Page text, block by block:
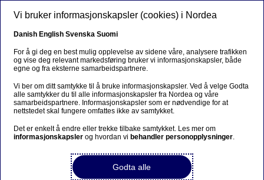
NO
Forretningsvekst
Nå bygges Nordens høyeste
skyskraper – og Nordea står
bak finansieringen
29-06-2022
Vi bruker informasjonskapsler (cookies) i Nordea
Danish English Svenska Suomi
For å gi deg en best mulig opplevelse av sidene våre, analysere trafikken
og vise deg relevant markedsføring bruker vi informasjonskapsler, både
egne og fra eksterne samarbeidspartnere.
Vi ber om ditt samtykke til å bruke informasjonskapsler. Ved å velge Godta
alle samtykker du til alle informasjonskapsler fra Nordea og våre
samarbeidspartnere. Informasjonskapsler som er nødvendige for at
nettstedet skal fungere omfattes ikke av samtykket.
Det er enkelt å endre eller trekke tilbake samtykket. Les mer om
informasjonskapsler og hvordan vi behandler personopplysninger.
Godta alle